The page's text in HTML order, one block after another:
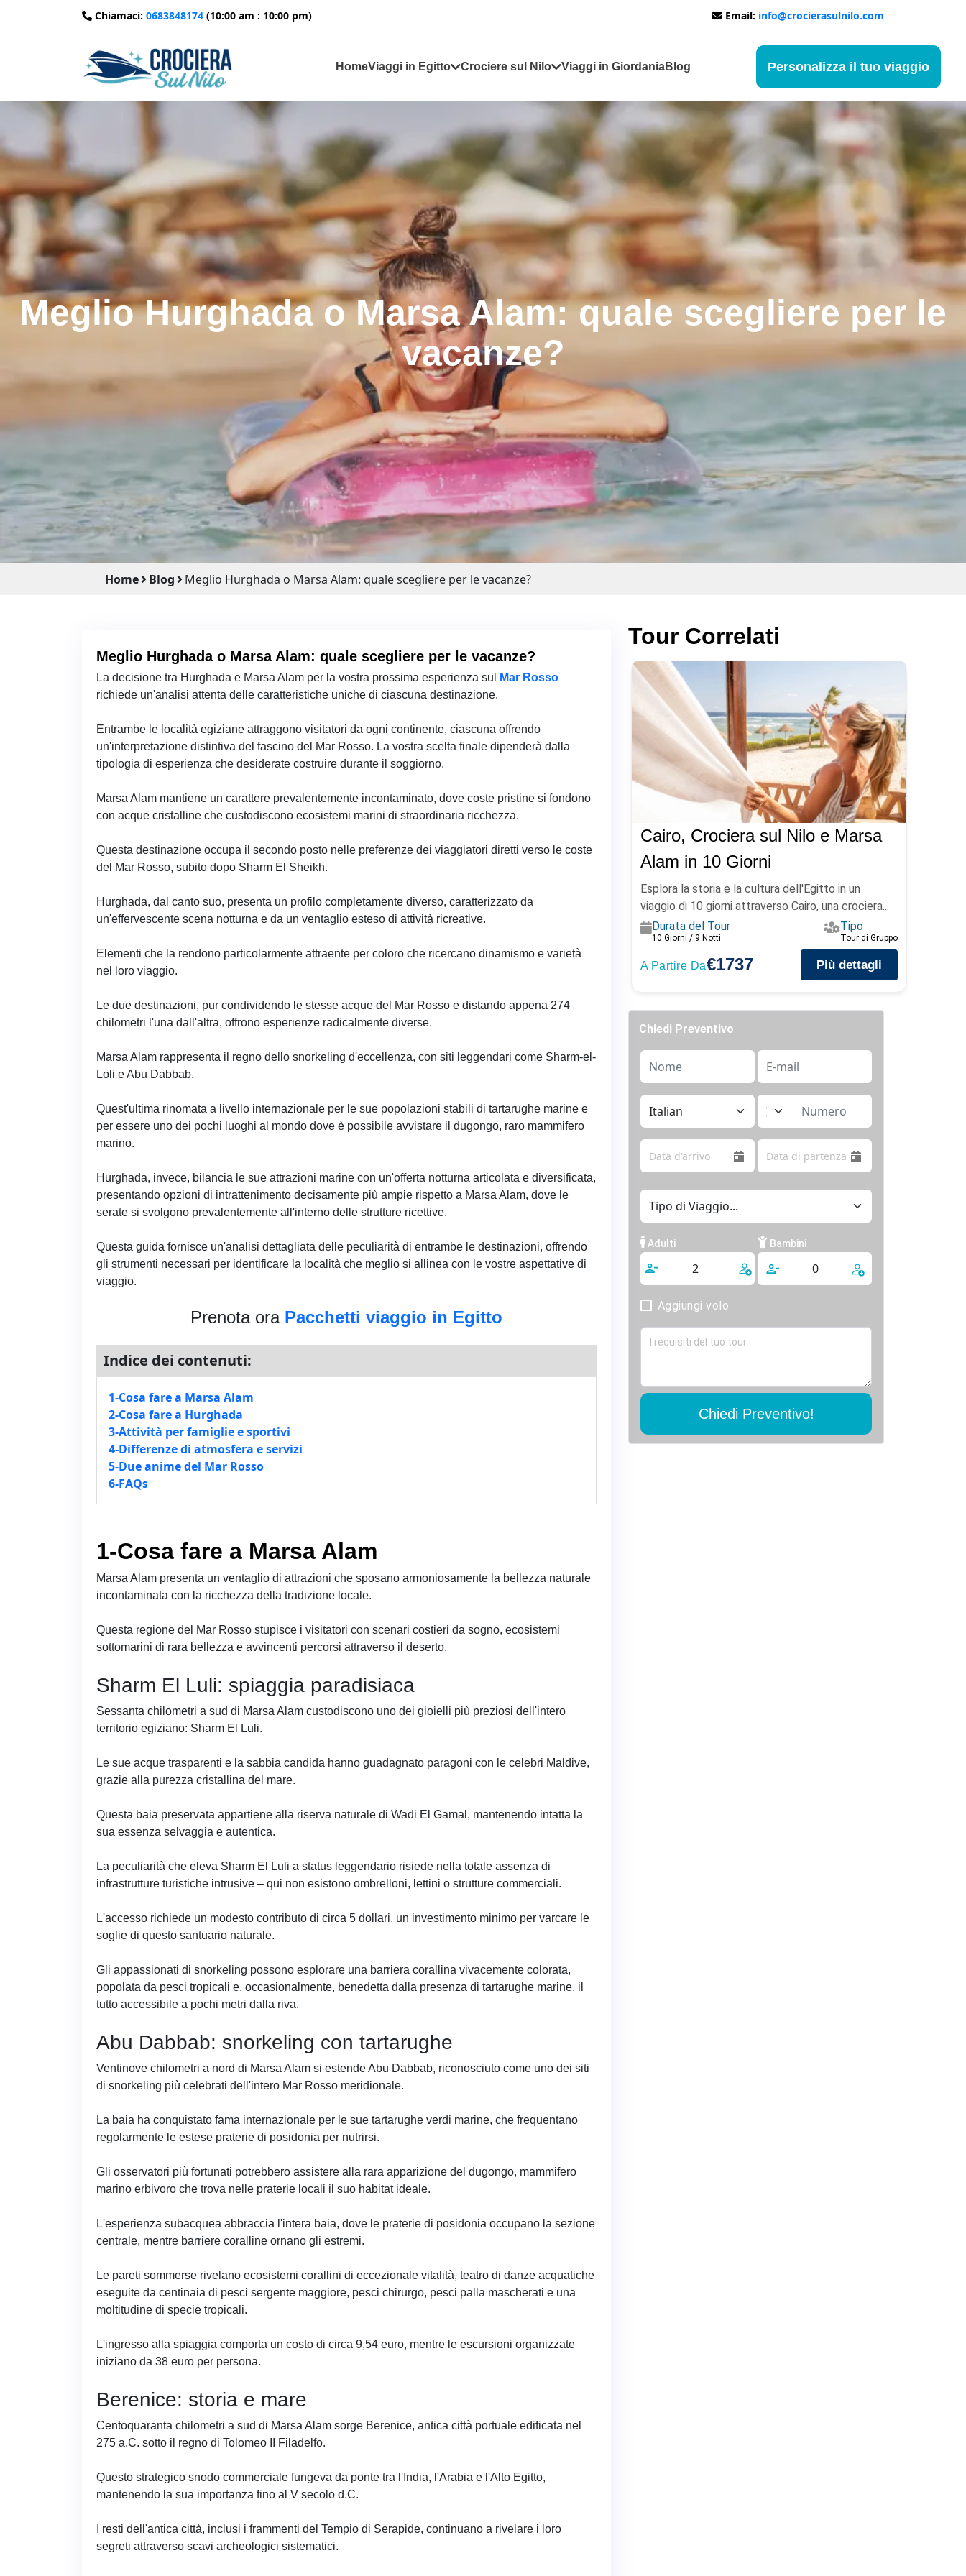
Chiamaci: 0683848174 (10:00 am : 10:00 pm) Email: info@crocierasulnilo.com
HomeViaggi in Egitto Crociere sul Nilo Viaggi in GiordaniaBlog Personalizza il tuo viaggio
Meglio Hurghada o Marsa Alam: quale scegliere per le
vacanze?
Home Blog Meglio Hurghada o Marsa Alam: quale scegliere per le vacanze?
Meglio Hurghada o Marsa Alam: quale scegliere per le vacanze?
La decisione tra Hurghada e Marsa Alam per la vostra prossima esperienza sul
Mar Rosso
richiede un'analisi attenta delle caratteristiche uniche di ciascuna destinazione.
Entrambe le località egiziane attraggono visitatori da ogni continente, ciascuna offrendo
un'interpretazione distintiva del fascino del Mar Rosso. La vostra scelta finale dipenderà dalla
tipologia di esperienza che desiderate costruire durante il soggiorno.
Marsa Alam mantiene un carattere prevalentemente incontaminato, dove coste pristine si fondono
con acque cristalline che custodiscono ecosistemi marini di straordinaria ricchezza.
Questa destinazione occupa il secondo posto nelle preferenze dei viaggiatori diretti verso le coste
del Mar Rosso, subito dopo Sharm El Sheikh.
Hurghada, dal canto suo, presenta un profilo completamente diverso, caratterizzato da
un'effervescente scena notturna e da un ventaglio esteso di attività ricreative.
Elementi che la rendono particolarmente attraente per coloro che ricercano dinamismo e varietà
nel loro viaggio.
Le due destinazioni, pur condividendo le stesse acque del Mar Rosso e distando appena 274
chilometri l'una dall'altra, offrono esperienze radicalmente diverse.
Marsa Alam rappresenta il regno dello snorkeling d'eccellenza, con siti leggendari come Sharm-el-
Loli e Abu Dabbab.
Quest'ultima rinomata a livello internazionale per le sue popolazioni stabili di tartarughe marine e
per essere uno dei pochi luoghi al mondo dove è possibile avvistare il dugongo, raro mammifero
marino.
Hurghada, invece, bilancia le sue attrazioni marine con un'offerta notturna articolata e diversificata,
presentando opzioni di intrattenimento decisamente più ampie rispetto a Marsa Alam, dove le
serate si svolgono prevalentemente all'interno delle strutture ricettive.
Questa guida fornisce un'analisi dettagliata delle peculiarità di entrambe le destinazioni, offrendo
gli strumenti necessari per identificare la località che meglio si allinea con le vostre aspettative di
viaggio.
Prenota ora Pacchetti viaggio in Egitto
Indice dei contenuti:
1-Cosa fare a Marsa Alam
2-Cosa fare a Hurghada
3-Attività per famiglie e sportivi
4-Differenze di atmosfera e servizi
5-Due anime del Mar Rosso
6-FAQs
1-Cosa fare a Marsa Alam
Marsa Alam presenta un ventaglio di attrazioni che sposano armoniosamente la bellezza naturale
incontaminata con la ricchezza della tradizione locale.
Questa regione del Mar Rosso stupisce i visitatori con scenari costieri da sogno, ecosistemi
sottomarini di rara bellezza e avvincenti percorsi attraverso il deserto.
Sharm El Luli: spiaggia paradisiaca
Sessanta chilometri a sud di Marsa Alam custodiscono uno dei gioielli più preziosi dell'intero
territorio egiziano: Sharm El Luli.
Le sue acque trasparenti e la sabbia candida hanno guadagnato paragoni con le celebri Maldive,
grazie alla purezza cristallina del mare.
Questa baia preservata appartiene alla riserva naturale di Wadi El Gamal, mantenendo intatta la
sua essenza selvaggia e autentica.
La peculiarità che eleva Sharm El Luli a status leggendario risiede nella totale assenza di
infrastrutture turistiche intrusive – qui non esistono ombrelloni, lettini o strutture commerciali.
L'accesso richiede un modesto contributo di circa 5 dollari, un investimento minimo per varcare le
soglie di questo santuario naturale.
Gli appassionati di snorkeling possono esplorare una barriera corallina vivacemente colorata,
popolata da pesci tropicali e, occasionalmente, benedetta dalla presenza di tartarughe marine, il
tutto accessibile a pochi metri dalla riva.
Abu Dabbab: snorkeling con tartarughe
Ventinove chilometri a nord di Marsa Alam si estende Abu Dabbab, riconosciuto come uno dei siti
di snorkeling più celebrati dell'intero Mar Rosso meridionale.
La baia ha conquistato fama internazionale per le sue tartarughe verdi marine, che frequentano
regolarmente le estese praterie di posidonia per nutrirsi.
Gli osservatori più fortunati potrebbero assistere alla rara apparizione del dugongo, mammifero
marino erbivoro che trova nelle praterie locali il suo habitat ideale.
L'esperienza subacquea abbraccia l'intera baia, dove le praterie di posidonia occupano la sezione
centrale, mentre barriere coralline ornano gli estremi.
Le pareti sommerse rivelano ecosistemi corallini di eccezionale vitalità, teatro di danze acquatiche
eseguite da centinaia di pesci sergente maggiore, pesci chirurgo, pesci palla mascherati e una
moltitudine di specie tropicali.
L'ingresso alla spiaggia comporta un costo di circa 9,54 euro, mentre le escursioni organizzate
iniziano da 38 euro per persona.
Berenice: storia e mare
Centoquaranta chilometri a sud di Marsa Alam sorge Berenice, antica città portuale edificata nel
275 a.C. sotto il regno di Tolomeo II Filadelfo.
Questo strategico snodo commerciale fungeva da ponte tra l'India, l'Arabia e l'Alto Egitto,
mantenendo la sua importanza fino al V secolo d.C.
I resti dell'antica città, inclusi i frammenti del Tempio di Serapide, continuano a rivelare i loro
segreti attraverso scavi archeologici sistematici.
Tour Correlati
Cairo, Crociera sul Nilo e Marsa
Alam in 10 Giorni
Esplora la storia e la cultura dell'Egitto in un
viaggio di 10 giorni attraverso Cairo, una crociera...
Durata del Tour
10 Giorni / 9 Notti
Tipo
Tour di Gruppo
A Partire Da€1737 Più dettagli
Chiedi Preventivo
Adulti Bambini
Aggiungi volo
Chiedi Preventivo!